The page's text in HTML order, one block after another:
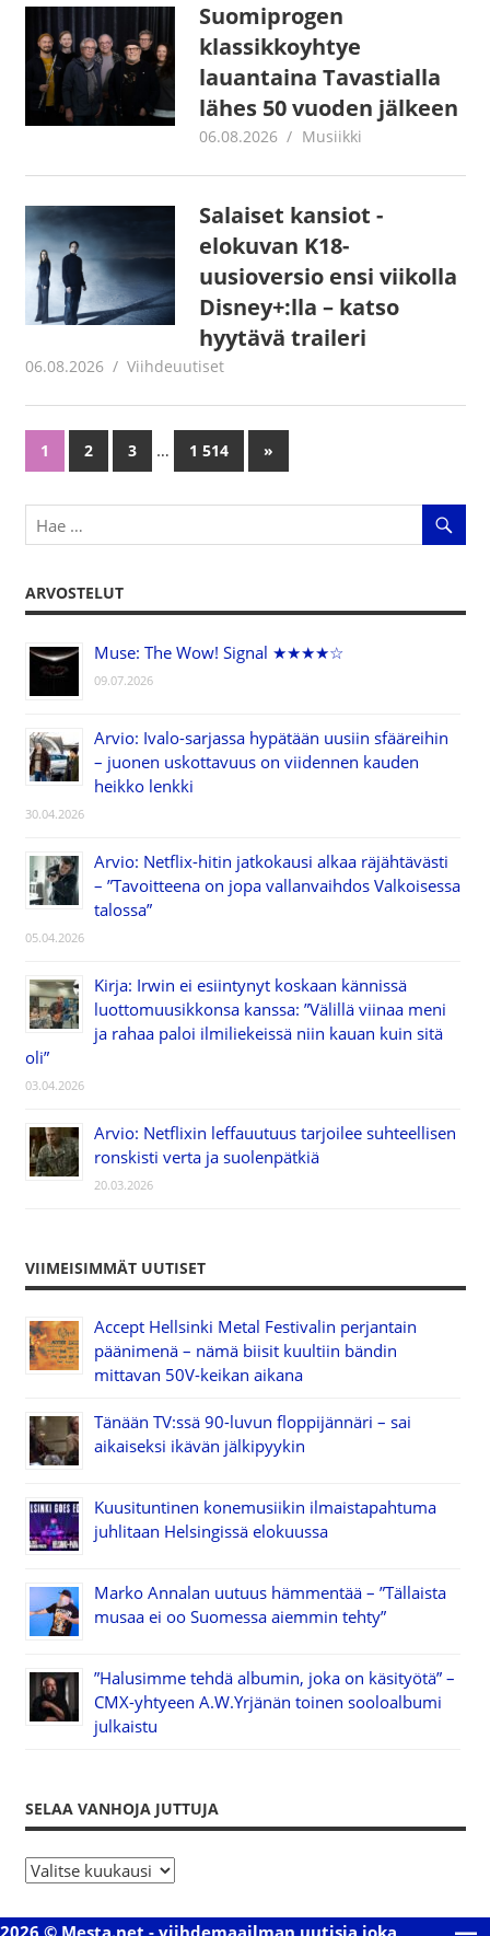
Suomiprogen
klassikkoyhtye
lauantaina Tavastialla
lähes 50 vuoden jälkeen
06.08.2026 Juha Kaunisto
Musiikki
Salaiset kansiot -
elokuvan K18-
uusioversio ensi viikolla
Disney+:lla – katso
hyytävä traileri
06.08.2026 Juha Kaunisto
Viihdeuutiset
Artikkelien
selaus
1 2 3 … 1 514
Next
Posts
»
ARVOSTELUT
Muse: The Wow! Signal ★★★★☆
09.07.2026
Arvio: Ivalo-sarjassa hypätään uusiin sfääreihin
– juonen uskottavuus on viidennen kauden
heikko lenkki
30.04.2026
Arvio: Netflix-hitin jatkokausi alkaa räjähtävästi
– ”Tavoitteena on jopa vallanvaihdos Valkoisessa
talossa”
05.04.2026
Kirja: Irwin ei esiintynyt koskaan kännissä
luottomuusikkonsa kanssa: ”Välillä viinaa meni
ja rahaa paloi ilmiliekeissä niin kauan kuin sitä
oli”
03.04.2026
Arvio: Netflixin leffauutuus tarjoilee suhteellisen
ronskisti verta ja suolenpätkiä
20.03.2026
VIIMEISIMMÄT UUTISET
Accept Hellsinki Metal Festivalin perjantain
päänimenä – nämä biisit kuultiin bändin
mittavan 50V-keikan aikana
Tänään TV:ssä 90-luvun floppijännäri – sai
aikaiseksi ikävän jälkipyykin
Kuusituntinen konemusiikin ilmaistapahtuma
juhlitaan Helsingissä elokuussa
Marko Annalan uutuus hämmentää – ”Tällaista
musaa ei oo Suomessa aiemmin tehty”
”Halusimme tehdä albumin, joka on käsityötä” –
CMX-yhtyeen A.W.Yrjänän toinen sooloalbumi
julkaistu
SELAA VANHOJA JUTTUJA
S
l
2026 © Mesta.net - viihdemaailman uutisia joka